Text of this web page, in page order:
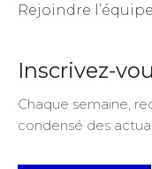
Rejoindre l’équipe
Inscrivez-
Chaque semaine,
condensé des